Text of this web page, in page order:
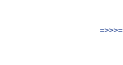
=>>>=